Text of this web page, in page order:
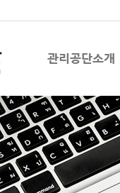
관리공단소개